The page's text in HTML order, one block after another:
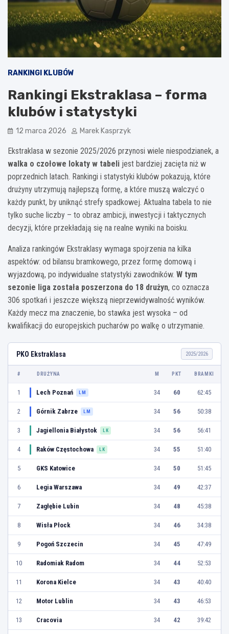
RANKINGI KLUBÓW
Rankingi Ekstraklasa – forma
klubów i statystyki
12 marca 2026 Marek Kasprzyk
Ekstraklasa w sezonie 2025/2026 przynosi wiele niespodzianek, a
walka o czołowe lokaty w tabeli jest bardziej zacięta niż w
poprzednich latach. Rankingi i statystyki klubów pokazują, które
drużyny utrzymują najlepszą formę, a które muszą walczyć o
każdy punkt, by uniknąć strefy spadkowej. Aktualna tabela to nie
tylko suche liczby – to obraz ambicji, inwestycji i taktycznych
decyzji, które przekładają się na realne wyniki na boisku.
Analiza rankingów Ekstraklasy wymaga spojrzenia na kilka
aspektów: od bilansu bramkowego, przez formę domową i
wyjazdową, po indywidualne statystyki zawodników. W tym
sezonie liga została poszerzona do 18 drużyn, co oznacza
306 spotkań i jeszcze większą nieprzewidywalność wyników.
Każdy mecz ma znaczenie, bo stawka jest wysoka – od
kwalifikacji do europejskich pucharów po walkę o utrzymanie.
PKO Ekstraklasa 2025/2026
# DRUŻYNA M PKT BRAMKI
1 Lech Poznań LM 34 60 62:45
2 Górnik Zabrze LM 34 56 50:38
3 Jagiellonia Białystok LK 34 56 56:41
4 Raków Częstochowa LK 34 55 51:40
5 GKS Katowice 34 50 51:45
6 Legia Warszawa 34 49 42:37
7 Zagłębie Lubin 34 48 45:38
8 Wisła Płock 34 46 34:38
9 Pogoń Szczecin 34 45 47:49
10 Radomiak Radom 34 44 52:53
11 Korona Kielce 34 43 40:40
12 Motor Lublin 34 43 46:53
13 Cracovia 34 42 39:42